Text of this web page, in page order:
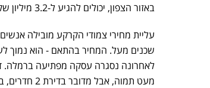
באזור הצפון, יכולים להגיע ל-3.2 מיליון שקל.
עליית מחירי צמודי הקרקע מובילה אנשים